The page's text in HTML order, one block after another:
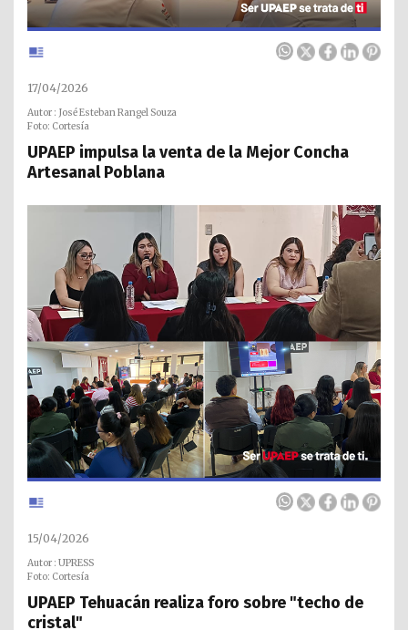
17/04/2026
Autor : José Esteban Rangel Souza
Foto: Cortesía
UPAEP impulsa la venta de la Mejor Concha
Artesanal Poblana
15/04/2026
Autor : UPRESS
Foto: Cortesía
UPAEP Tehuacán realiza foro sobre "techo de
cristal"